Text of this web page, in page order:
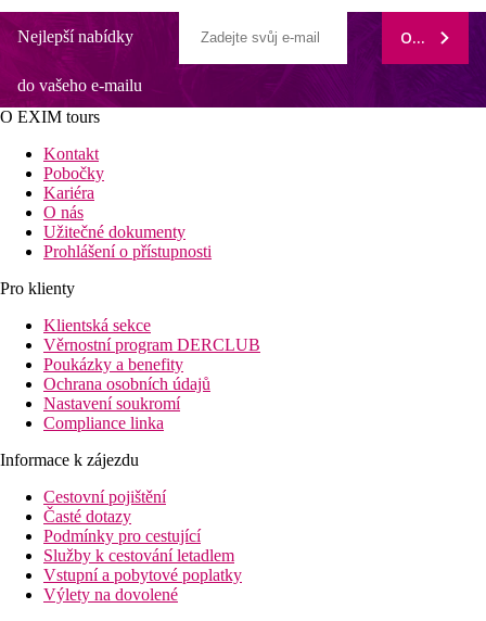
Nejlepší nabídky
do vašeho e-mailu
ODEBÍRAT
O EXIM tours
Kontakt
Pobočky
Kariéra
O nás
Užitečné dokumenty
Prohlášení o přístupnosti
Pro klienty
Klientská sekce
Věrnostní program DERCLUB
Poukázky a benefity
Ochrana osobních údajů
Nastavení soukromí
Compliance linka
Informace k zájezdu
Cestovní pojištění
Časté dotazy
Podmínky pro cestující
Služby k cestování letadlem
Vstupní a pobytové poplatky
Výlety na dovolené